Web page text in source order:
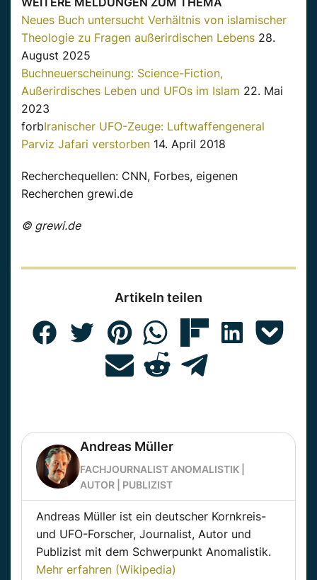
Neues Buch untersucht Verhältnis von islamischer
Theologie zu Fragen außerirdischen Lebens 28.
August 2025
Buchneuerscheinung: Science-Fiction,
Außerirdisches Leben und UFOs im Islam 22. Mai
2023
forbIranischer UFO-Zeuge: Luftwaffengeneral
Parviz Jafari verstorben 14. April 2018
Recherchequellen: CNN, Forbes, eigenen
Recherchen grewi.de
© grewi.de
Artikeln teilen
Andreas Müller
FACHJOURNALIST ANOMALISTIK |
AUTOR | PUBLIZIST
Andreas Müller ist ein deutscher Kornkreis-
und UFO-Forscher, Journalist, Autor und
Publizist mit dem Schwerpunkt Anomalistik.
Mehr erfahren (Wikipedia)